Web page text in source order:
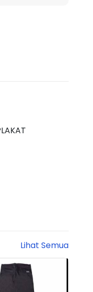
Lihat Semua